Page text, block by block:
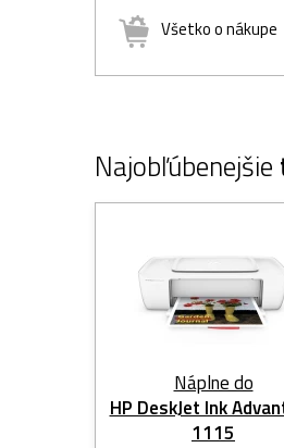
Všetko o nákupe
Najobľúbenejšie
Náplne do
HP DeskJet Ink
1115